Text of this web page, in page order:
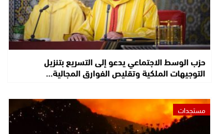
حزب الوسط الاجتماعي يدعو إلى التسريع بتنزيل
التوجيهات الملكية وتقليص الفوارق المجالية…
مستجدات